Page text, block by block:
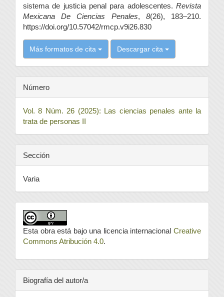
sistema de justicia penal para adolescentes. Revista
Mexicana De Ciencias Penales, 8(26), 183–210.
https://doi.org/10.57042/rmcp.v9i26.830
Más formatos de cita Descargar cita
Número
Vol. 8 Núm. 26 (2025): Las ciencias penales ante la
trata de personas II
Sección
Varia
Esta obra está bajo una licencia internacional Creative
Commons Atribución 4.0.
Biografía del autor/a